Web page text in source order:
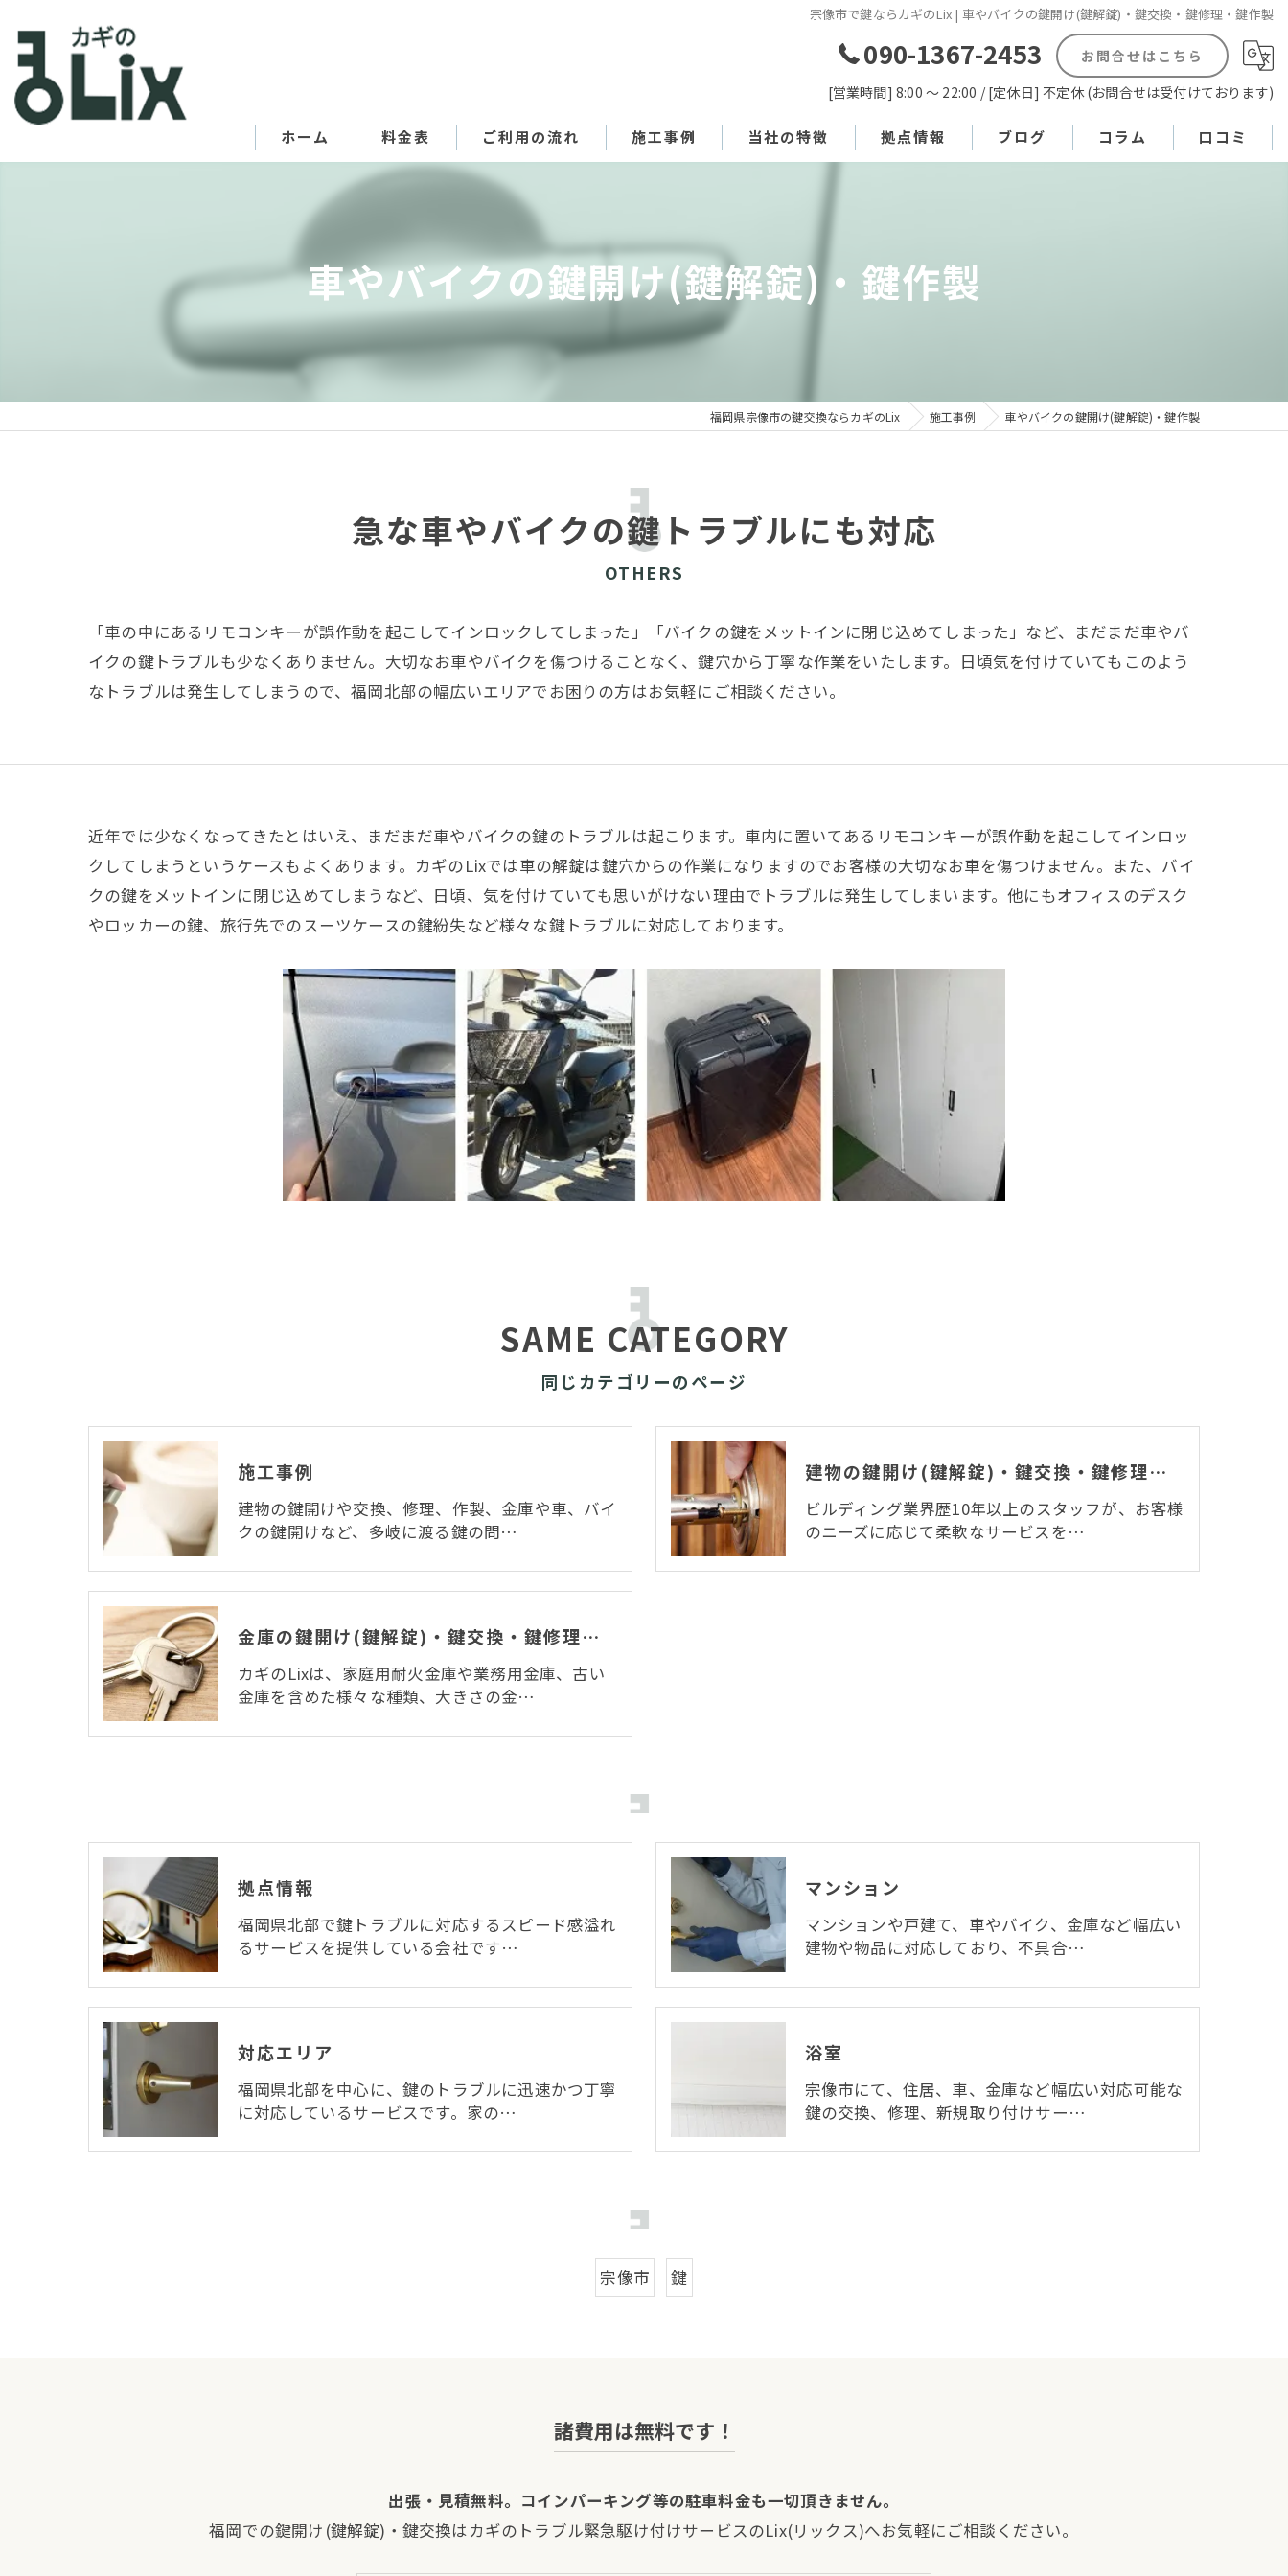
宗像市で鍵ならカギのLix | 車やバイクの鍵開け(鍵解錠)・鍵交換・鍵修理・鍵作製
090-1367-2453
お問合せはこちら
[営業時間] 8:00 〜 22:00 / [定休日] 不定休 (お問合せは受付けております)
ホーム 料金表 ご利用の流れ
対応エリア
施工事例
金庫の鍵開け(鍵解錠)・鍵交換・鍵修理・鍵作製
車やバイクの鍵開け(鍵解錠)・鍵作製
当社の特徴
浴室
拠点情報 ブログ コラム 口コミ
車やバイクの鍵開け(鍵解錠)・鍵作製
福岡県宗像市の鍵交換ならカギのLix 施工事例 車やバイクの鍵開け(鍵解錠)・鍵作製
急な車やバイクの鍵トラブルにも対応
OTHERS
「車の中にあるリモコンキーが誤作動を起こしてインロックしてしまった」「バイクの鍵をメットインに閉じ込めてしまった」など、まだまだ車やバ
イクの鍵トラブルも少なくありません。大切なお車やバイクを傷つけることなく、鍵穴から丁寧な作業をいたします。日頃気を付けていてもこのよう
なトラブルは発生してしまうので、福岡北部の幅広いエリアでお困りの方はお気軽にご相談ください。
近年では少なくなってきたとはいえ、まだまだ車やバイクの鍵のトラブルは起こります。車内に置いてあるリモコンキーが誤作動を起こしてインロッ
クしてしまうというケースもよくあります。カギのLixでは車の解錠は鍵穴からの作業になりますのでお客様の大切なお車を傷つけません。また、バイ
クの鍵をメットインに閉じ込めてしまうなど、日頃、気を付けていても思いがけない理由でトラブルは発生してしまいます。他にもオフィスのデスク
やロッカーの鍵、旅行先でのスーツケースの鍵紛失など様々な鍵トラブルに対応しております。
同じカテゴリーのページ
SAME CATEGORY
施工事例
建物の鍵開けや交換、修理、作製、金庫や車、バイ
クの鍵開けなど、多岐に渡る鍵の問…
建物の鍵開け(鍵解錠)・鍵交換・鍵修理・鍵作製
ビルディング業界歴10年以上のスタッフが、お客様
のニーズに応じて柔軟なサービスを…
金庫の鍵開け(鍵解錠)・鍵交換・鍵修理・鍵作製
カギのLixは、家庭用耐火金庫や業務用金庫、古い
金庫を含めた様々な種類、大きさの金…
拠点情報
福岡県北部で鍵トラブルに対応するスピード感溢れ
るサービスを提供している会社です…
マンション
マンションや戸建て、車やバイク、金庫など幅広い
建物や物品に対応しており、不具合…
対応エリア
福岡県北部を中心に、鍵のトラブルに迅速かつ丁寧
に対応しているサービスです。家の…
浴室
宗像市にて、住居、車、金庫など幅広い対応可能な
鍵の交換、修理、新規取り付けサー…
宗像市 鍵
諸費用は無料です！
出張・見積無料。コインパーキング等の駐車料金も一切頂きません。
福岡での鍵開け(鍵解錠)・鍵交換はカギのトラブル緊急駆け付けサービスのLix(リックス)へお気軽にご相談ください。